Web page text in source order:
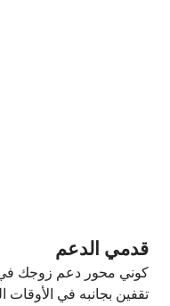
قدمي الدعم
كوني محور دعم زوجك في
تقفين بجانبه في الأوقات